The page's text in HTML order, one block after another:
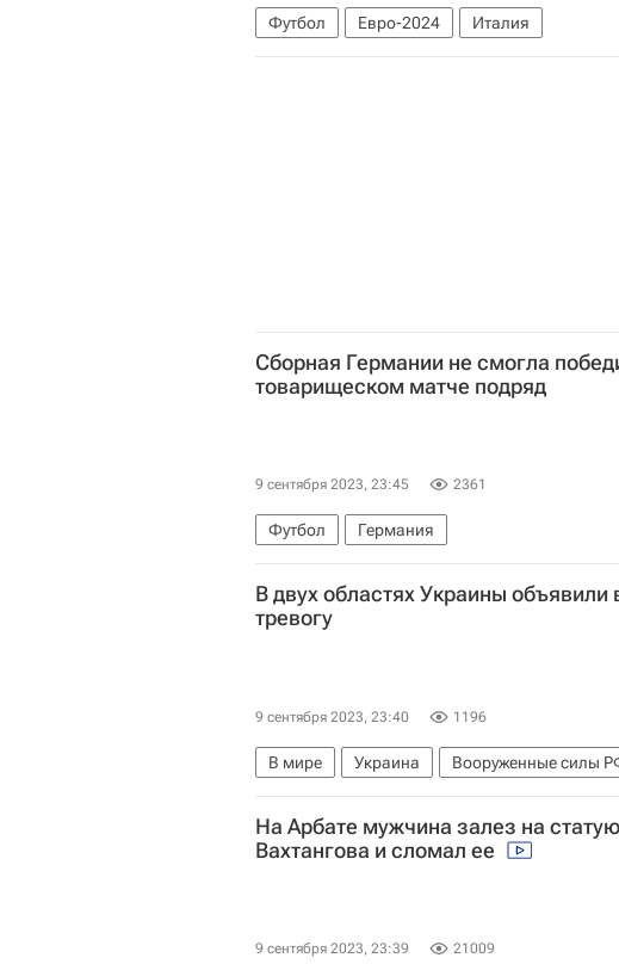
Футбол Евро-2024 Италия
Сборная Германии не смогла
товарищеском матче подряд
9 сентября 2023, 23:45 2361
Футбол Германия
В двух областях Украины
тревогу
9 сентября 2023, 23:40 1196
В мире Украина Вооруженные силы
На Арбате мужчина залез на статую
Вахтангова и сломал ее
9 сентября 2023, 23:39 21009